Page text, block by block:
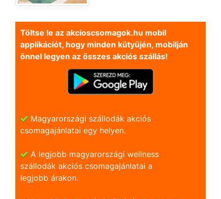
Töltse le az akcioscsomagok.hu mobil
applikációt, hogy minden kütyüjén, mobilján
önnel legyen az összes akciós szállás!
Magyarországi szállodák akciós
csomagajánlatai egy helyen.
A legjobb magyarországi wellness
szállodák akciós csomagajánlatai a
legjobb árakon.